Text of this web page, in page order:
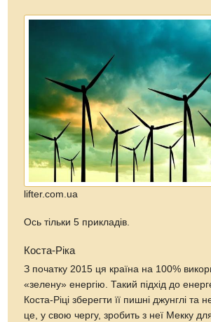
lifter.com.ua
Ось тільки 5 прикладів.
Коста-Ріка
З початку 2015 ця країна на 100%
«зелену» енергію. Такий підхід до
Коста-Ріці зберегти її пишні джунглі та
це, у свою чергу, зробить з неї Мекку